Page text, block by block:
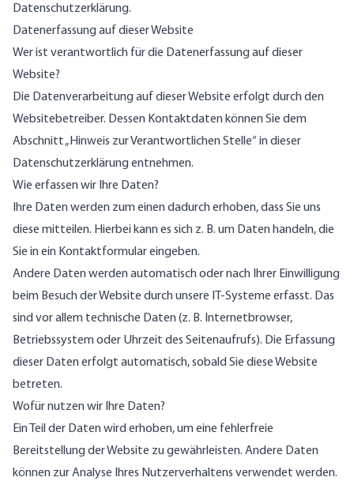
Datenschutzerklärung.
Datenerfassung auf dieser Website
Wer ist verantwortlich für die Datenerfassung auf dieser
Website?
Die Datenverarbeitung auf dieser Website erfolgt durch den
Websitebetreiber. Dessen Kontaktdaten können Sie dem
Abschnitt „Hinweis zur Verantwortlichen Stelle“ in dieser
Datenschutzerklärung entnehmen.
Wie erfassen wir Ihre Daten?
Ihre Daten werden zum einen dadurch erhoben, dass Sie uns
diese mitteilen. Hierbei kann es sich z. B. um Daten handeln, die
Sie in ein Kontaktformular eingeben.
Andere Daten werden automatisch oder nach Ihrer Einwilligung
beim Besuch der Website durch unsere IT-Systeme erfasst. Das
sind vor allem technische Daten (z. B. Internetbrowser,
Betriebssystem oder Uhrzeit des Seitenaufrufs). Die Erfassung
dieser Daten erfolgt automatisch, sobald Sie diese Website
betreten.
Wofür nutzen wir Ihre Daten?
Ein Teil der Daten wird erhoben, um eine fehlerfreie
Bereitstellung der Website zu gewährleisten. Andere Daten
können zur Analyse Ihres Nutzerverhaltens verwendet werden.